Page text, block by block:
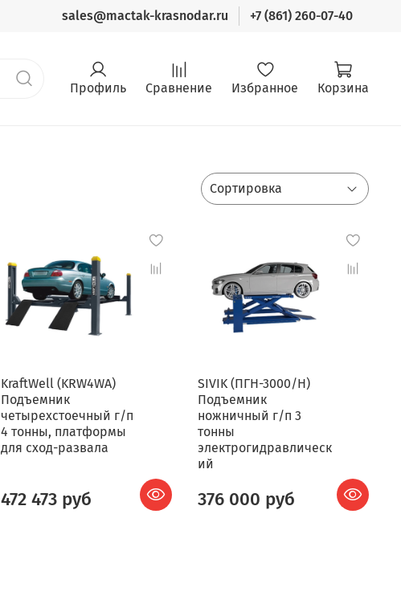
sales@mactak-krasnodar.ru +7 (861) 260-07-40
Профиль Сравнение Избранное Корзина
KraftWell (KRW4WA)
Подъемник
четырехстоечный г/п
4 тонны, платформы
для сход-развала
472 473 руб
SIVIK (ПГН-3000/Н)
Подъемник
ножничный г/п 3
тонны
электрогидравлическ
ий
376 000 руб